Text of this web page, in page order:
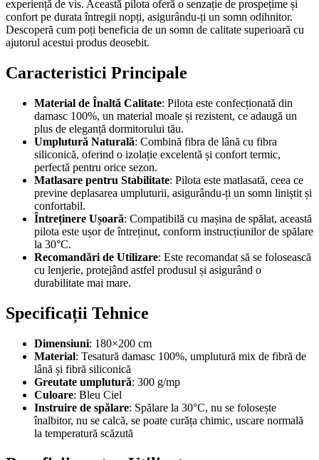
experiență de vis. Această pilota oferă o senzație de prospețime și
confort pe durata întregii nopți, asigurându-ți un somn odihnitor.
Descoperă cum poți beneficia de un somn de calitate superioară cu
ajutorul acestui produs deosebit.
Caracteristici Principale
Material de Înaltă Calitate: Pilota este confecționată din
damasc 100%, un material moale și rezistent, ce adaugă un
plus de eleganță dormitorului tău.
Umplutură Naturală: Combină fibra de lână cu fibra
siliconică, oferind o izolație excelentă și confort termic,
perfectă pentru orice sezon.
Matlasare pentru Stabilitate: Pilota este matlasată, ceea ce
previne deplasarea umpluturii, asigurându-ți un somn liniștit și
confortabil.
Întreținere Ușoară: Compatibilă cu mașina de spălat, această
pilota este ușor de întreținut, conform instrucțiunilor de spălare
la 30°C.
Recomandări de Utilizare: Este recomandat să se folosească
cu lenjerie, protejând astfel produsul și asigurând o
durabilitate mai mare.
Specificații Tehnice
Dimensiuni: 180×200 cm
Material: Tesatură damasc 100%, umplutură mix de fibră de
lână și fibră siliconică
Greutate umplutură: 300 g/mp
Culoare: Bleu Ciel
Instruire de spălare: Spălare la 30°C, nu se folosește
înalbitor, nu se calcă, se poate curăța chimic, uscare normală
la temperatură scăzută